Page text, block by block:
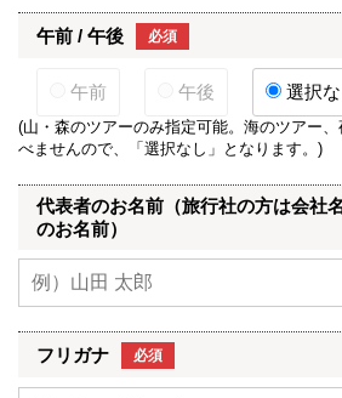
午前 / 午後 必須
午前 午後 選択
(山・森のツアーのみ指定可能。海のツアー
べませんので、「選択なし」となります。)
代表者のお名前（旅行社の方は会社
のお名前）
フリガナ 必須